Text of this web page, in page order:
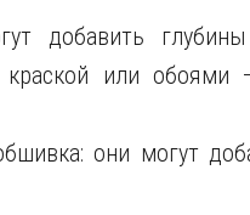
добавить
краской или
они могут